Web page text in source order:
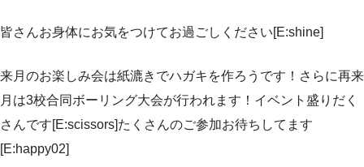
皆さんお身体にお気をつけてお過ごしください[E:shine]
来月のお楽しみ会は紙漉きでハガキを作ろうです！さらに再来
月は3校合同ボーリング大会が行われます！イベント盛りだく
さんです[E:scissors]たくさんのご参加お待ちしてます
[E:happy02]